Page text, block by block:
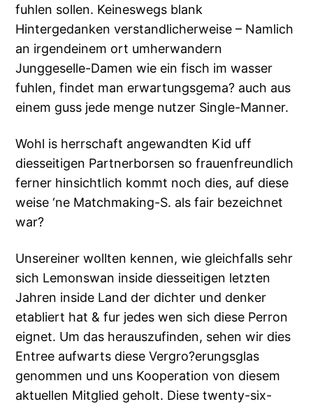
fuhlen sollen. Keineswegs blank
Hintergedanken verstandlicherweise – Namlich
an irgendeinem ort umherwandern
Junggeselle-Damen wie ein fisch im wasser
fuhlen, findet man erwartungsgema? auch aus
einem guss jede menge nutzer Single-Manner.
Wohl is herrschaft angewandten Kid uff
diesseitigen Partnerborsen so frauenfreundlich
ferner hinsichtlich kommt noch dies, auf diese
weise ‘ne Matchmaking-S. als fair bezeichnet
war?
Unsereiner wollten kennen, wie gleichfalls sehr
sich Lemonswan inside diesseitigen letzten
Jahren inside Land der dichter und denker
etabliert hat & fur jedes wen sich diese Perron
eignet. Um das herauszufinden, sehen wir dies
Entree aufwarts diese Vergro?erungsglas
genommen und uns Kooperation von diesem
aktuellen Mitglied geholt. Diese twenty-six-